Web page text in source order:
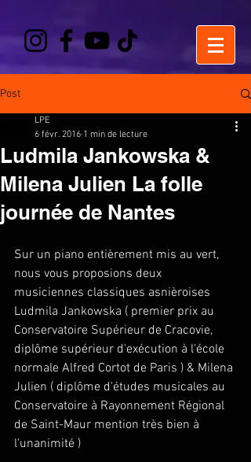
Post
Ludmila Jankowska &
Milena Julien La folle
journée de Nantes
LPE
6 févr. 2016 1 min de lecture
Sur un piano entièrement mis au vert,
nous vous proposions deux
musiciennes classiques asnièroises
Ludmila Jankowska ( premier prix au
Conservatoire Supérieur de Cracovie,
diplôme supérieur d'exécution à l'école
normale Alfred Cortot de Paris ) & Milena
Julien ( diplôme d'études musicales au
Conservatoire à Rayonnement Régional
de Saint-Maur mention très bien à
l'unanimité )